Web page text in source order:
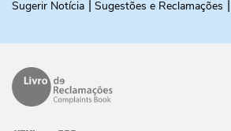
Sugerir Notícia Sugestões e Reclamações